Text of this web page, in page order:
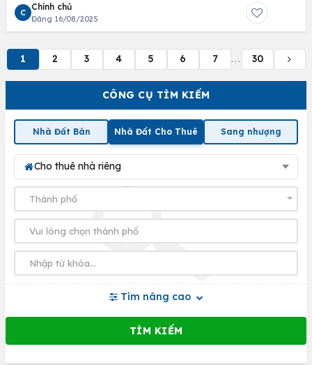
CÔNG CỤ TÌM KIẾM
Nhà Đất Bán Nhà Đất Cho Thuê Sang nhượng
Cho thuê nhà riêng
Tìm nâng cao
C
Chính chủ
Đăng 16/08/2025
1 2 3 4 5 6 7 ... 30